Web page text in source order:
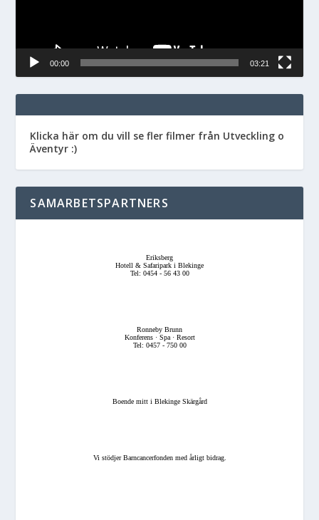
00:00 03:21
Klicka här om du vill se fler filmer från Utveckling o
Äventyr :)
SAMARBETSPARTNERS
Eriksberg
Hotell & Safaripark i Blekinge
Tel: 0454 - 56 43 00
Ronneby Brunn
Konferens · Spa · Resort
Tel: 0457 - 750 00
Boende mitt i Blekinge Skärgård
Vi stödjer Barncancerfonden med årligt bidrag.